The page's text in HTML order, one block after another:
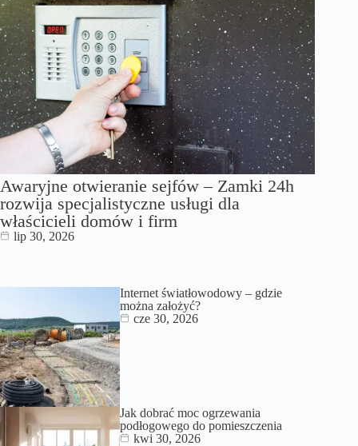
Awaryjne otwieranie sejfów – Zamki 24h
rozwija specjalistyczne usługi dla
właścicieli domów i firm
lip 30, 2026
Internet światłowodowy – gdzie
można założyć?
cze 30, 2026
Jak dobrać moc ogrzewania
podłogowego do pomieszczenia
kwi 30, 2026